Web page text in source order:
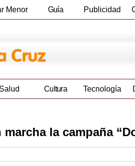
Menor Guía Publicidad
Salud Cultura Tecnología
la campaña